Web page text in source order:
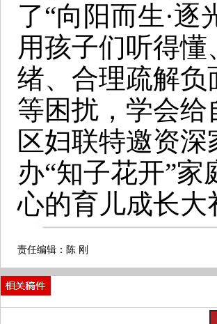
了“向阳而生·
用孩子们听得
绪、合理疏解
等困扰，学会给
区妇联特邀资
办“知子花开”
心的育儿成长大
责任编辑：陈 刚